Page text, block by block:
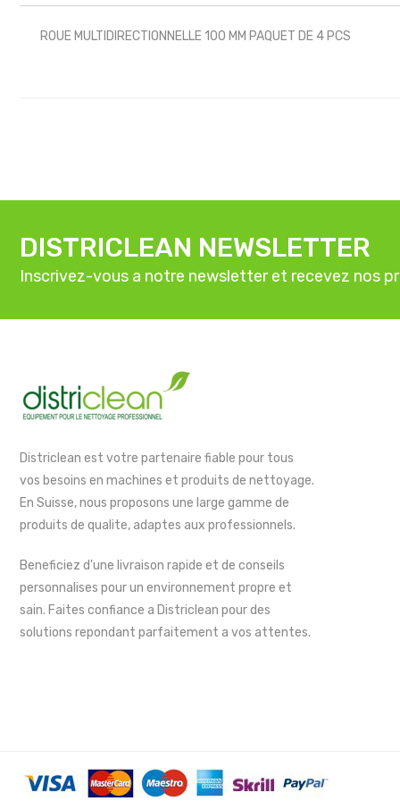
ROUE MULTIDIRECTIONNELLE 100 MM PAQUET DE 4 PCS
DISTRICLEAN NEWSLETTER
Inscrivez-vous a notre newsletter et recevez nos
Districlean est votre partenaire fiable pour tous
vos besoins en machines et produits de nettoyage.
En Suisse, nous proposons une large gamme de
produits de qualite, adaptes aux professionnels.
Beneficiez d'une livraison rapide et de conseils
personnalises pour un environnement propre et
sain. Faites confiance a Districlean pour des
solutions repondant parfaitement a vos attentes.